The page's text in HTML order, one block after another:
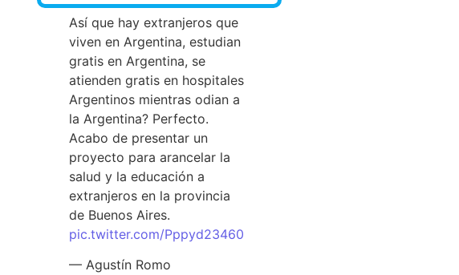
Así que hay extranjeros que
viven en Argentina, estudian
gratis en Argentina, se
atienden gratis en hospitales
Argentinos mientras odian a
la Argentina? Perfecto.
Acabo de presentar un
proyecto para arancelar la
salud y la educación a
extranjeros en la provincia
de Buenos Aires.
pic.twitter.com/Pppyd23460
— Agustín Romo